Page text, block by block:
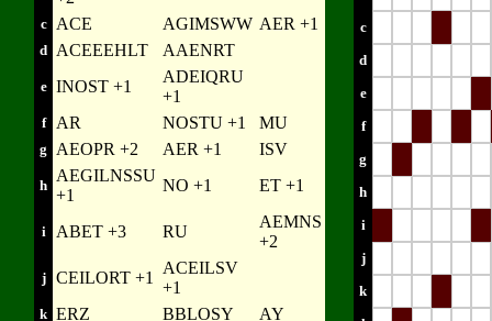
c ACE AGIMSWW AER +1
d ACEEEHLT AAENRT
e INOST +1
ADEIQRU
+1
f AR NOSTU +1 MU
g AEOPR +2 AER +1 ISV
h
AEGILNSSU
+1
NO +1 ET +1
i ABET +3 RU
AEMNS
+2
j CEILORT +1
ACEILSV
+1
k ERZ BBLOSY AY
c
d
e
f
g
h
i
j
k